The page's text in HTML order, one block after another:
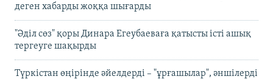
деген хабарды жоққа шығарды
"Әділ сөз" қоры Динара Егеубаеваға қатысты істі ашық
тергеуге шақырды
Түркістан өңірінде әйелдерді – "ұрғашылар", әншілерді